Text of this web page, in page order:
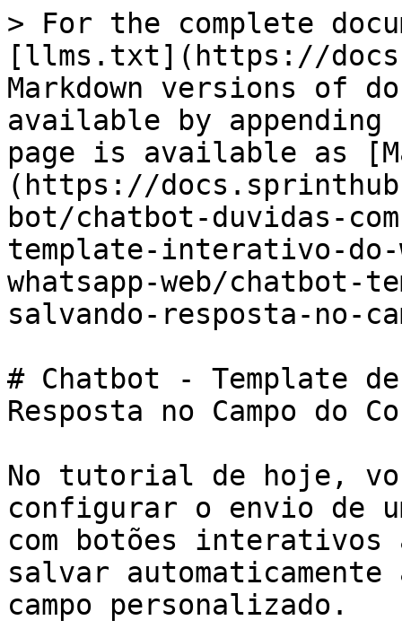
> For the complete
[llms.txt](https://
Markdown versions of
available by
page is available as
(https://
bot/chatbot-duvidas-
template-interativo-
whatsapp-web/chatbot-
salvando-resposta-no-
# Chatbot - Template de
Resposta no Campo do
No tutorial de hoje,
configurar o envio de
com botões interativos
salvar
campo personalizado.